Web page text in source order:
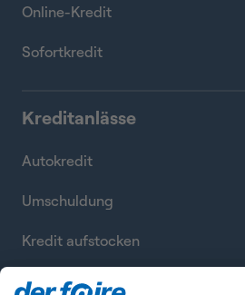
Online-Kredit
Sofortkredit
Kreditanlässe
Autokredit
Umschuldung
Kredit aufstocken
Kredite zusammenfassen